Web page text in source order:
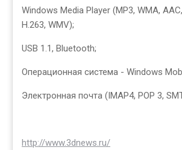
Windows Media Player (MP3, WMA, AAC,
H.263, WMV);
USB 1.1, Bluetooth;
Операционная система - Windows
Электронная почта (IMAP4, POP 3,
http://www.3dnews.ru/